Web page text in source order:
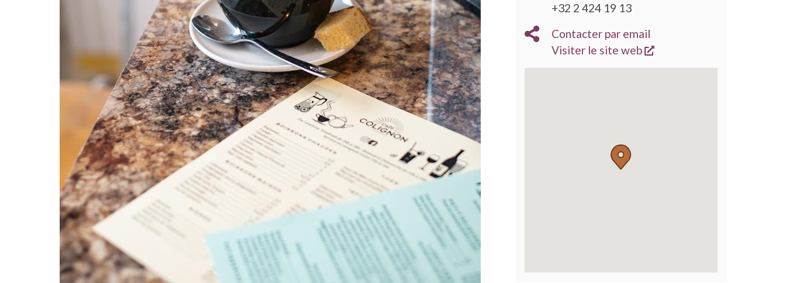
+32 2 424 19 13
Contacter par email
Visiter le site web
s'ouvre dans une